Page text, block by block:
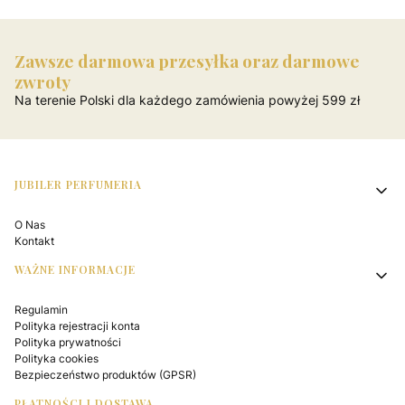
Zawsze darmowa przesyłka oraz darmowe
zwroty
Na terenie Polski dla każdego zamówienia powyżej 599 zł
Linki w stopce
JUBILER PERFUMERIA
O Nas
Kontakt
WAŻNE INFORMACJE
Regulamin
Polityka rejestracji konta
Polityka prywatności
Polityka cookies
Bezpieczeństwo produktów (GPSR)